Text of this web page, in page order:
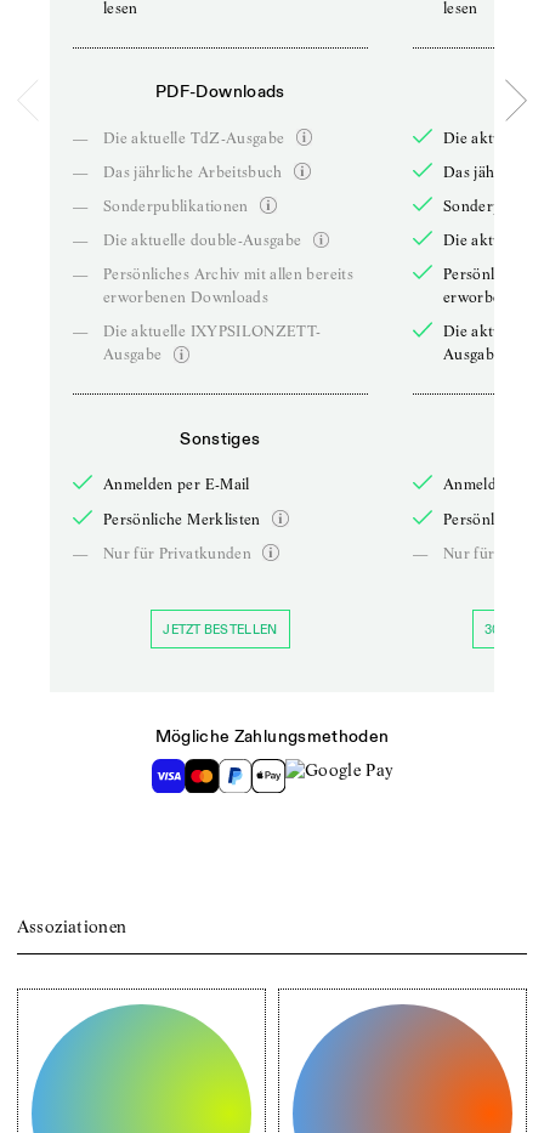
lesen
PDF-Downloads
—
Die aktuelle TdZ-Ausgabe
—
Das jährliche Arbeitsbuch
—
Sonderpublikationen
—
Die aktuelle double-Ausgabe
—
Persönliches Archiv mit allen bereits
erworbenen Downloads
—
Die aktuelle IXYPSILONZETT-
Ausgabe
Sonstiges
Anmelden per E-Mail
Persönliche Merklisten
—
Nur für Privatkunden
JETZT BESTELLEN
lesen
Die aktuelle
Das jährliche
Die aktuelle
Persönliches
erworbenen
Die aktuelle
Ausgabe
Anmelden
Persönliche
—
Nur für
30 TAGE
Mögliche Zahlungsmethoden
Assoziationen